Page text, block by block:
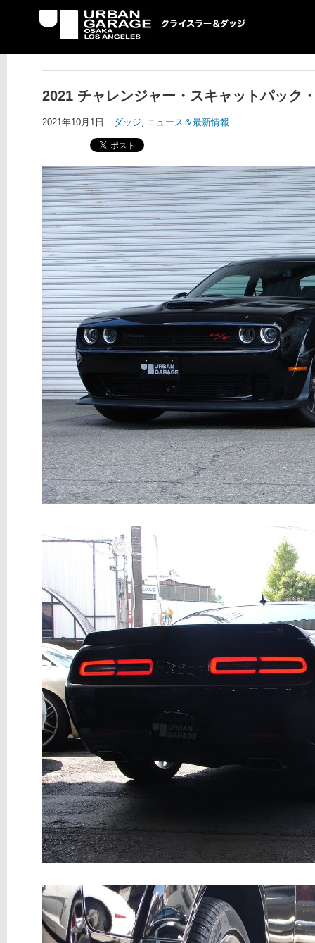
UG クライスラー＆ダ
ッジ専門店
2021 チャレンジャー・スキャットパッ
2021年10月1日 ダッジ, ニュース＆最新情報